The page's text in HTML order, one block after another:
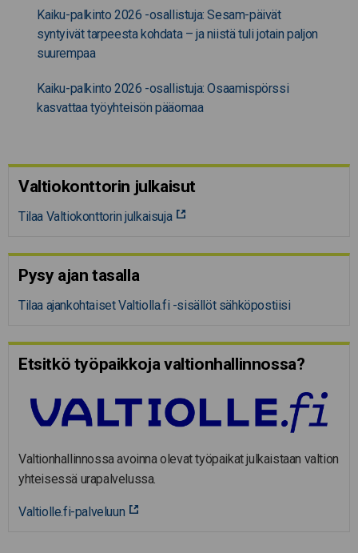
Kaiku-palkinto 2026 -osallistuja: Sesam-päivät
syntyivät tarpeesta kohdata – ja niistä tuli jotain paljon
suurempaa
Kaiku-palkinto 2026 -osallistuja: Osaamispörssi
kasvattaa työyhteisön pääomaa
Valtiokonttorin julkaisut
Tilaa Valtiokonttorin julkaisuja
Pysy ajan tasalla
Tilaa ajankohtaiset Valtiolla.fi -sisällöt sähköpostiisi
Etsitkö työpaikkoja valtion­hal­lin­nossa?
Valtionhallinnossa avoinna olevat työpaikat julkaistaan valtion
yhteisessä urapalvelussa.
Valtiolle.fi-palveluun